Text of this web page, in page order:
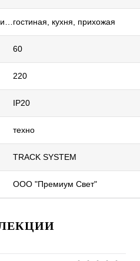
гостиная, кухня, прихожая
60
220
IP20
техно
TRACK SYSTEM
ООО "Премиум Свет"